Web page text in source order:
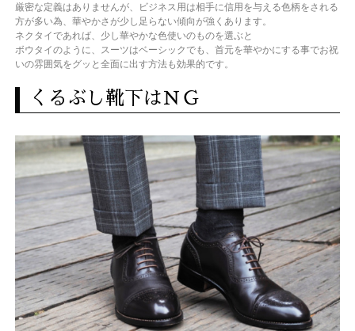
厳密な定義はありませんが、ビジネス用は相手に信用を与える色柄をされる
方が多い為、華やかさが少し足らない傾向が強くあります。
ネクタイであれば、少し華やかな色使いのものを選ぶと
ボウタイのように、スーツはベーシックでも、首元を華やかにする事でお祝
いの雰囲気をグッと全面に出す方法も効果的です。
くるぶし靴下はＮＧ